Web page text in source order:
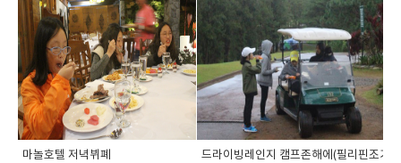
마놀호텔 저녁뷔폐 드라이빙레인지 캠프존해에(필리핀조기